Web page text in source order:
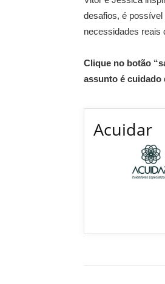
desafios, é possível
necessidades reais
Clique no botão
assunto é cuidado
Acuidar